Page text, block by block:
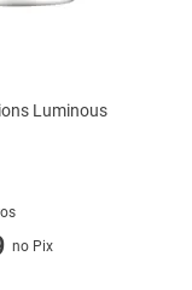
Luminous
no Pix